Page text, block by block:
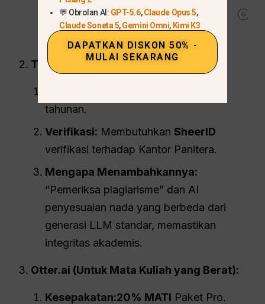
Tata Bahasa (Untuk Penulis):
tahunan.
Verifikasi: MembutuhkanSheerID
verifikasi terhadap Kantor Panitera.
Mengapa Menambahkannya:
“Pemeriksa plagiarisme” dan AI
penyesuaian nada yang berbeda dari
generasi LLM standar, memastikan
integritas akademis.
Otter.ai (Untuk Mata Kuliah yang Berat):
Kesepakatan:20% MATI Paket Pro.
💬 Obrolan AI: GPT-5.6,Claude Opus 5,
Claude Soneta 5,Gemini Omni, Kimi K3
DAPATKAN DISKON 50% -
MULAI SEKARANG